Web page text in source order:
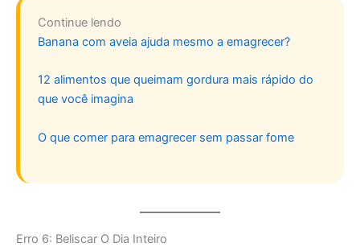
Continue lendo
Banana com aveia ajuda mesmo a emagrecer?
12 alimentos que queimam gordura mais rápido do
que você imagina
O que comer para emagrecer sem passar fome
Erro 6: Beliscar O Dia Inteiro